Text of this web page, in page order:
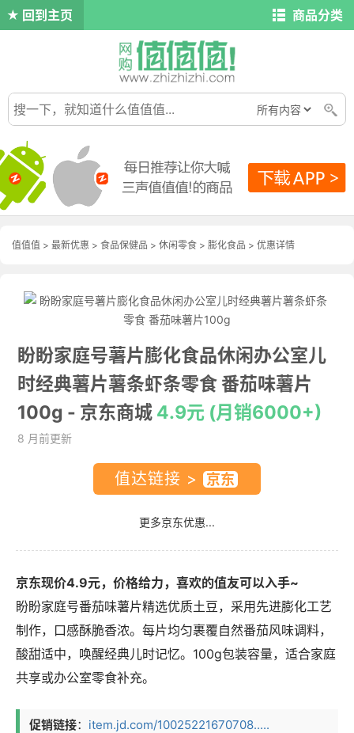
回到主页 商品分类
值值值 > 最新优惠 > 食品保健品 > 休闲零食 > 膨化食品 > 优惠详情
盼盼家庭号薯片膨化食品休闲办公室儿
时经典薯片薯条虾条零食 番茄味薯片
100g - 京东商城 4.9元 (月销6000+)
8 月前更新
值达链接 >
更多京东优惠...
京东现价4.9元，价格给力，喜欢的值友可以入手~
盼盼家庭号番茄味薯片精选优质土豆，采用先进膨化工艺
制作，口感酥脆香浓。每片均匀裹覆自然番茄风味调料，
酸甜适中，唤醒经典儿时记忆。100g包装容量，适合家庭
共享或办公室零食补充。
促销链接： item.jd.com/10025221670708.....